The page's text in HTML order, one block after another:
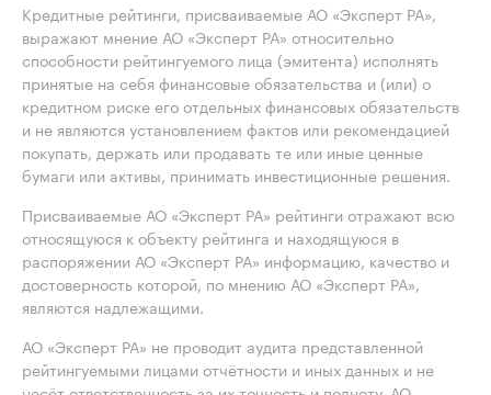
Кредитные рейтинги, присваиваемые АО «Эксперт РА»,
выражают мнение АО «Эксперт РА» относительно
способности рейтингуемого лица (эмитента) исполнять
принятые на себя финансовые обязательства и (или) о
кредитном риске его отдельных финансовых обязательств
и не являются установлением фактов или рекомендацией
покупать, держать или продавать те или иные ценные
бумаги или активы, принимать инвестиционные решения.
Присваиваемые АО «Эксперт РА» рейтинги отражают всю
относящуюся к объекту рейтинга и находящуюся в
распоряжении АО «Эксперт РА» информацию, качество и
достоверность которой, по мнению АО «Эксперт РА»,
являются надлежащими.
АО «Эксперт РА» не проводит аудита представленной
рейтингуемыми лицами отчётности и иных данных и не